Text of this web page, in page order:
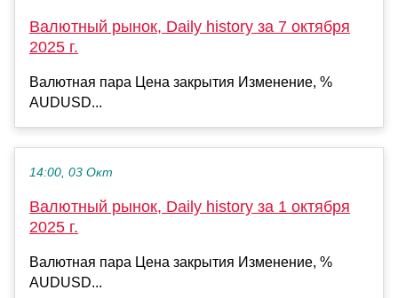
Валютный рынок, Daily history за 7 октября
2025 г.
Валютная пара Цена закрытия Изменение, %
AUDUSD...
14:00, 03 Окт
Валютный рынок, Daily history за 1 октября
2025 г.
Валютная пара Цена закрытия Изменение, %
AUDUSD...